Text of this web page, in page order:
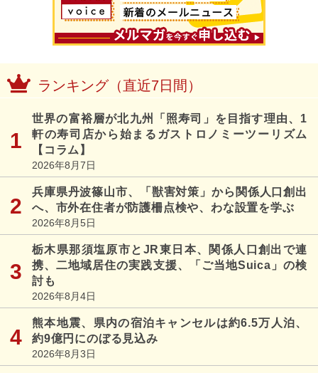
ランキング（直近7日間）
世界の富裕層が北九州「照寿司」を目指す理由、1
軒の寿司店から始まるガストロノミーツーリズム
【コラム】
2026年8月7日
兵庫県丹波篠山市、「獣害対策」から関係人口創出
へ、市外在住者が防護柵点検や、わな設置を学ぶ
2026年8月5日
栃木県那須塩原市とJR東日本、関係人口創出で連
携、二地域居住の実践支援、「ご当地Suica」の検
討も
2026年8月4日
熊本地震、県内の宿泊キャンセルは約6.5万人泊、
約9億円にのぼる見込み
2026年8月3日